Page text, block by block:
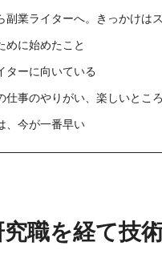
副業ライターへ。きっかけは
めに始めたこと
ターに向いている
仕事のやりがい、楽しいところ
、今が一番早い
職を経て技